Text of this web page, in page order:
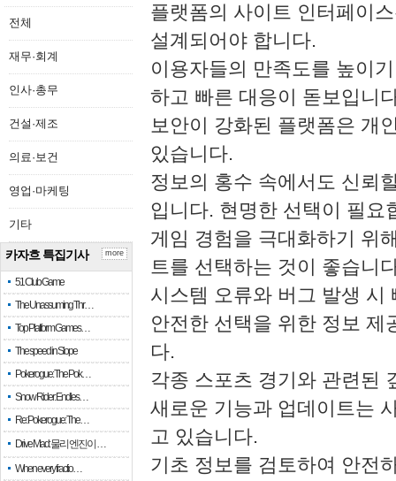
전체
재무·회계
인사·총무
건설·제조
의료·보건
영업·마케팅
기타
카자흐 특집기사
51 Club Game
The Unassuming Thr…
Top Platform Games…
The speed in Slope
Pokerogue: The Pok…
Snow Rider: Endles…
Re: Pokerogue: The…
Drive Mad: 물리 엔진이 …
When every fractio…
more
플랫폼의 사이트 인터페이
설계되어야 합니다.
이용자들의 만족도를 높이
하고 빠른 대응이 돋보입니
보안이 강화된 플랫폼은 개
있습니다.
정보의 홍수 속에서도 신뢰
입니다. 현명한 선택이 필요
게임 경험을 극대화하기 위
트를 선택하는 것이 좋습니
시스템 오류와 버그 발생 시
안전한 선택을 위한 정보 제
다.
각종 스포츠 경기와 관련된
새로운 기능과 업데이트는
고 있습니다.
기초 정보를 검토하여 안전